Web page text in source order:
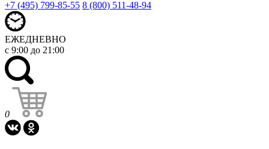
+7 (495) 799-85-55 8 (800) 511-48-94
ЕЖЕДНЕВНО
с 9:00 до 21:00
0